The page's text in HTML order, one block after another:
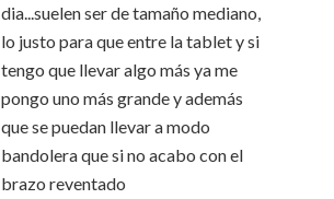
dia...suelen ser de tamaño mediano,
lo justo para que entre la tablet y si
tengo que llevar algo más ya me
pongo uno más grande y además
que se puedan llevar a modo
bandolera que si no acabo con el
brazo reventado